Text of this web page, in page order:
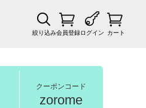
絞り込み会員登録ログイン カート
クーポンコード
zorome